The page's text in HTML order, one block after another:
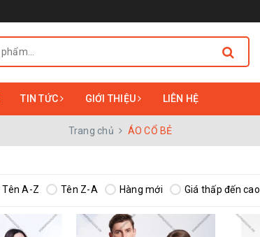
TIN TỨC GIỚI THIỆU LIÊN HỆ
Trang chủ ÁO CỔ BẺ
Tên A-Z Tên Z-A Hàng mới Giá thấp đến cao